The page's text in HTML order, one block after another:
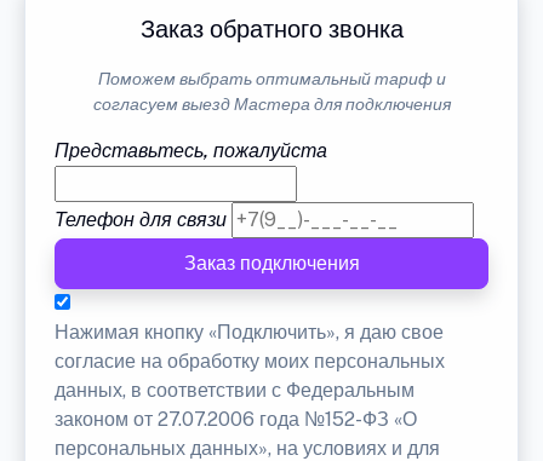
Заказ обратного звонка
Поможем выбрать оптимальный тариф и
согласуем выезд Мастера для подключения
Представьтесь, пожалуйста
Телефон для связи
Заказ подключения
Нажимая кнопку «Подключить», я даю свое
согласие на обработку моих персональных
данных, в соответствии с Федеральным
законом от 27.07.2006 года №152-ФЗ «О
персональных данных», на условиях и для